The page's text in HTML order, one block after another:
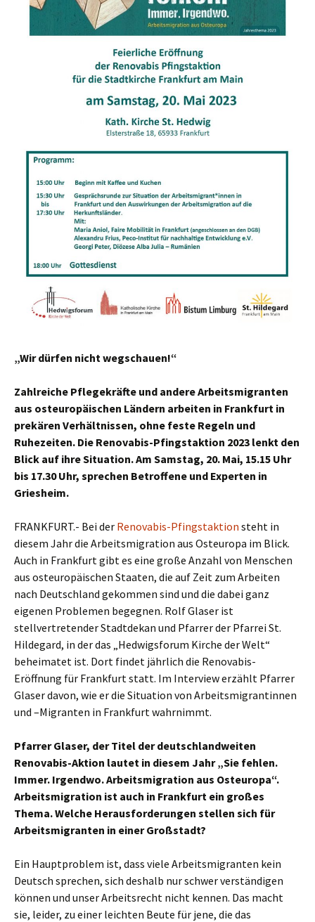
„Wir dürfen nicht wegschauen!“
Zahlreiche Pflegekräfte und andere Arbeitsmigranten
aus osteuropäischen Ländern arbeiten in Frankfurt in
prekären Verhältnissen, ohne feste Regeln und
Ruhezeiten. Die Renovabis-Pfingstaktion 2023 lenkt den
Blick auf ihre Situation. Am Samstag, 20. Mai, 15.15 Uhr
bis 17.30 Uhr, sprechen Betroffene und Experten in
Griesheim.
FRANKFURT.- Bei der Renovabis-Pfingstaktion steht in
diesem Jahr die Arbeitsmigration aus Osteuropa im Blick.
Auch in Frankfurt gibt es eine große Anzahl von Menschen
aus osteuropäischen Staaten, die auf Zeit zum Arbeiten
nach Deutschland gekommen sind und die dabei ganz
eigenen Problemen begegnen. Rolf Glaser ist
stellvertretender Stadtdekan und Pfarrer der Pfarrei St.
Hildegard, in der das „Hedwigsforum Kirche der Welt“
beheimatet ist. Dort findet jährlich die Renovabis-
Eröffnung für Frankfurt statt. Im Interview erzählt Pfarrer
Glaser davon, wie er die Situation von Arbeitsmigrantinnen
und –Migranten in Frankfurt wahrnimmt.
Pfarrer Glaser, der Titel der deutschlandweiten
Renovabis-Aktion lautet in diesem Jahr „Sie fehlen.
Immer. Irgendwo. Arbeitsmigration aus Osteuropa“.
Arbeitsmigration ist auch in Frankfurt ein großes
Thema. Welche Herausforderungen stellen sich für
Arbeitsmigranten in einer Großstadt?
Ein Hauptproblem ist, dass viele Arbeitsmigranten kein
Deutsch sprechen, sich deshalb nur schwer verständigen
können und unser Arbeitsrecht nicht kennen. Das macht
sie, leider, zu einer leichten Beute für jene, die das